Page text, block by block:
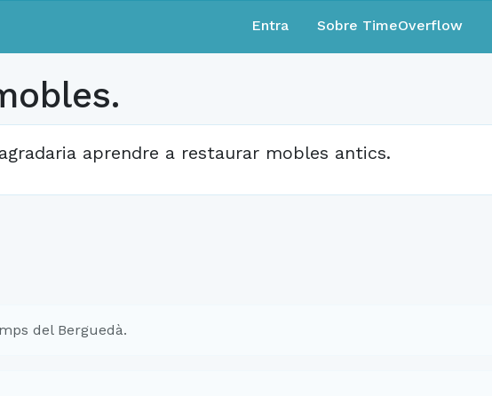
Entra Sobre TimeOverflow
aprendre a restaurar mobles antics.
del Berguedà.